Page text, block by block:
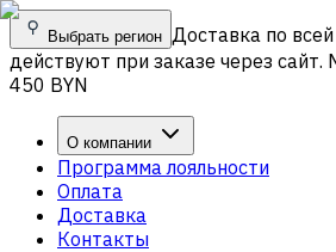
Выбрать регион Доставка по
действуют при заказе через
450 BYN
О компании
Программа лояльности
Оплата
Доставка
Контакты